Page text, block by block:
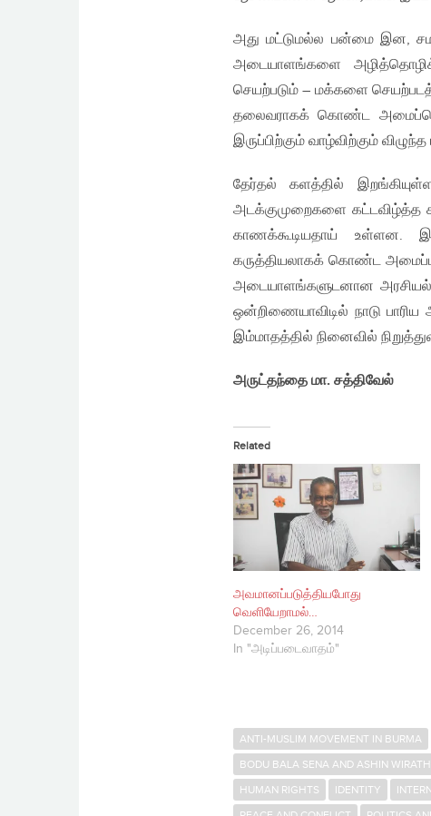
அது மட்டுமல்ல பன்மை இன,
அடையாளங்களை
செயற்படும் – மக்களை
தலைவராகக் கொண்ட
இருப்பிற்கும் வாழ்விற்கும் விழுந்த
தேர்தல் களத்தில்
அடக்குமுறைகளை கட்டவிழ்த்த
காணக்கூடியதாய் உள்ளன.
கருத்தியலாகக் கொண்ட
அடையாளங்களுடனான அரசியல்
ஒன்றிணையாவிடில் நாடு
இம்மாதத்தில் நினைவில்
அருட்தந்தை மா. சத்திவேல்
Related
அவமானப்படுத்தியபோது
வெளியேறாமல்…
December 26, 2014
In "அடிப்படைவாதம்"
ANTI-MUSLIM MOVEMENT IN BURMA
BODU BALA SENA AND ASHIN
HUMAN RIGHTS
IDENTITY